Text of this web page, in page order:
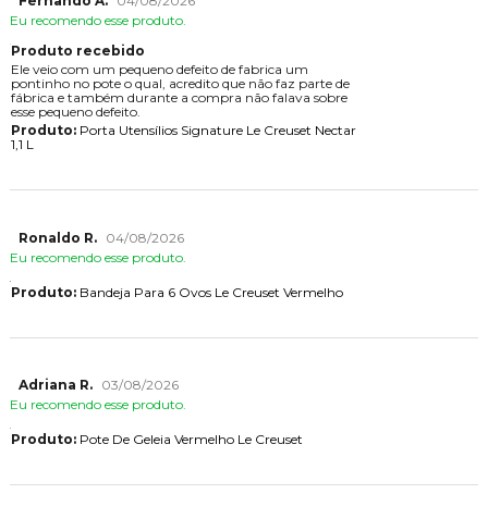
Eu recomendo esse produto.
Produto recebido
Ele veio com um pequeno defeito de fabrica um
pontinho no pote o qual, acredito que não faz parte de
fábrica e também durante a compra não falava sobre
esse pequeno defeito.
Produto:Porta Utensílios Signature Le Creuset Nectar
1,1 L
Ronaldo R.
04/08/2026
Eu recomendo esse produto.
Produto:Bandeja Para 6 Ovos Le Creuset Vermelho
Adriana R.
03/08/2026
Eu recomendo esse produto.
Produto:Pote De Geleia Vermelho Le Creuset